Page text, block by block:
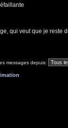
qui veut que je reste
messages depuis: